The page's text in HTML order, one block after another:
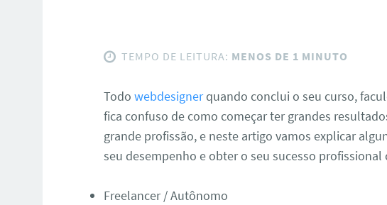
TEMPO DE LEITURA: MENOS DE 1 MINUTO
Todowebdesignerquando conclui o seu curso,
fica confuso de como começar ter grandes
grande profissão, e neste artigo vamos explicar
seu desempenho e obter o seu sucesso
Freelancer / Autônomo